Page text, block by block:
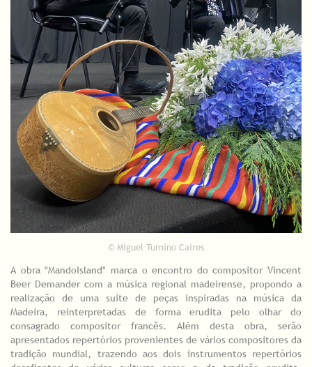
© Miguel Turnino Caires
A obra "MandoIsland" marca o encontro do compositor Vincent
Beer Demander com a música regional madeirense, propondo a
realização de uma suite de peças inspiradas na música da
Madeira, reinterpretadas de forma erudita pelo olhar do
consagrado compositor francês. Além desta obra, serão
apresentados repertórios provenientes de vários compositores da
tradição mundial, trazendo aos dois instrumentos repertórios